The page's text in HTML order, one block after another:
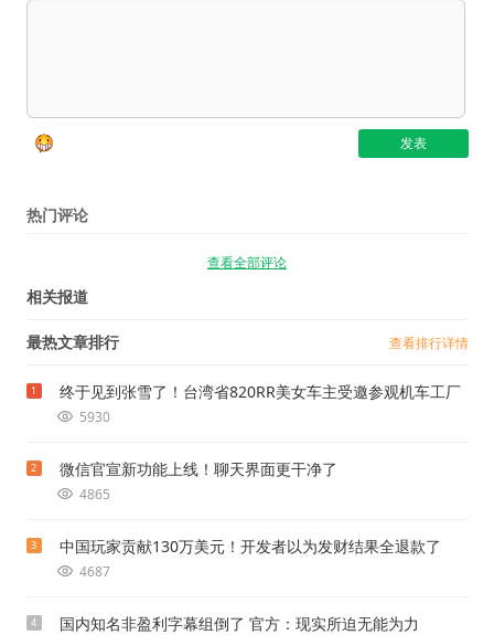
热门评论
查看全部评论
相关报道
最热文章排行 查看排行详情
1 终于见到张雪了！台湾省820RR美女车主受邀参观机车工厂
5930
2 微信官宣新功能上线！聊天界面更干净了
4865
3 中国玩家贡献130万美元！开发者以为发财结果全退款了
4687
4 国内知名非盈利字幕组倒了 官方：现实所迫无能为力